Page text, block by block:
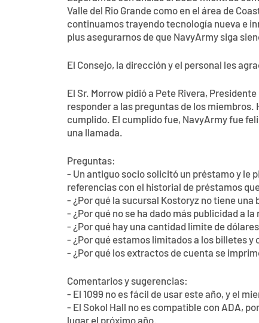
Valle del Rio Grande como en el área de
continuamos trayendo tecnología nueva e
plus asegurarnos de que NavyArmy siga
El Consejo, la dirección y el personal les
El Sr. Morrow pidió a Pete Rivera,
responder a las preguntas de los
cumplido. El cumplido fue, NavyArmy fue
una llamada.
Preguntas:
- Un antiguo socio solicitó un préstamo y le
referencias con el historial de préstamos
- ¿Por qué la sucursal Kostoryz no tiene
- ¿Por qué no se ha dado más publicidad a la
- ¿Por qué hay una cantidad límite de
- ¿Por qué estamos limitados a los billetes
- ¿Por qué los extractos de cuenta se
Comentarios y sugerencias:
- El 1099 no es fácil de usar este año, y el
- El Sokol Hall no es compatible con ADA,